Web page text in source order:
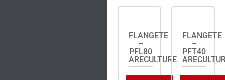
FLANGETE
–
PFL80
ARECULTURE
FLANGETE
–
PFT40